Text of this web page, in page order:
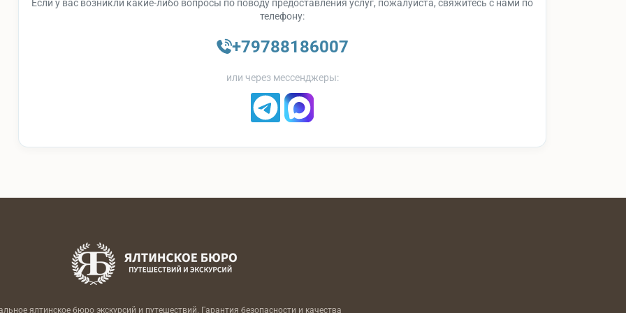
Если у вас возникли какие-либо вопросы по поводу предоставления услуг, пожалуйста, свяжитесь с нами по
телефону:
+79788186007
или через мессенджеры:
ялтинское бюро экскурсий и путешествий. Гарантия безопасности и качества